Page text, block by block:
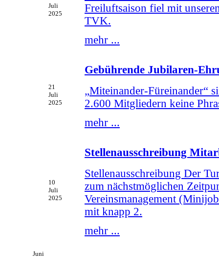
Juli
2025
Freiluftsaison fiel mit
TVK.
mehr ...
21
Juli
2025
Gebührende Jubilaren-
„Miteinander-Füreinander“
2.600 Mitgliedern keine
mehr ...
10
Juli
2025
Stellenausschreibung
Stellenausschreibung Der
zum nächstmöglichen
Vereinsmanagement
mit knapp 2.
mehr ...
Juni